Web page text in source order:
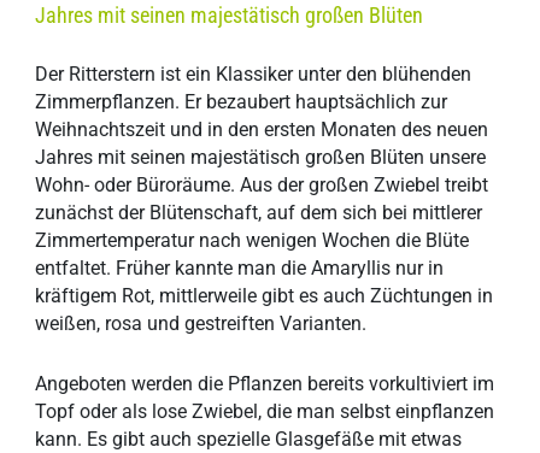
Jahres mit seinen majestätisch großen Blüten
Der Ritterstern ist ein Klassiker unter den blühenden
Zimmerpflanzen. Er bezaubert hauptsächlich zur
Weihnachtszeit und in den ersten Monaten des neuen
Jahres mit seinen majestätisch großen Blüten unsere
Wohn- oder Büroräume. Aus der großen Zwiebel treibt
zunächst der Blütenschaft, auf dem sich bei mittlerer
Zimmertemperatur nach wenigen Wochen die Blüte
entfaltet. Früher kannte man die Amaryllis nur in
kräftigem Rot, mittlerweile gibt es auch Züchtungen in
weißen, rosa und gestreiften Varianten.
Angeboten werden die Pflanzen bereits vorkultiviert im
Topf oder als lose Zwiebel, die man selbst einpflanzen
kann. Es gibt auch spezielle Glasgefäße mit etwas